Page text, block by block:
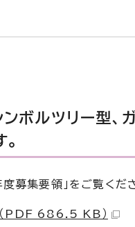
ボルツリー型、
募集要領」をご覧くだ
PDF 686.5 KB）